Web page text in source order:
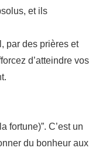
et ils
par des prières et
d’atteindre vos
fortune)”. C’est un
du bonheur aux